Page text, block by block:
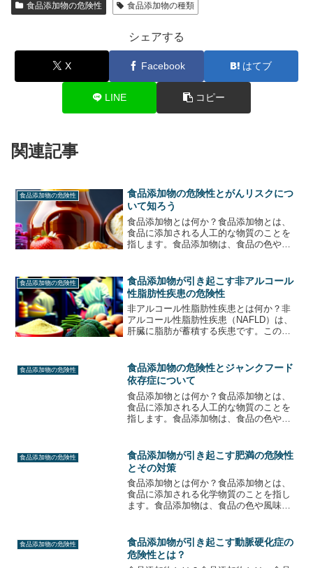
食品添加物の危険性 食品添加物の種類
シェアする
X Facebook はてブ
LINE コピー
関連記事
食品添加物の危険性
食品添加物の危険性とがんリスクにつ
いて知ろう
食品添加物とは何か？食品添加物とは、
食品に添加される人工的な物質のことを
指します。食品添加物は、食品の色や風
させるためにも使用されます。しかし、
食品添加物には健康に悪影...
食品添加物の危険性
食品添加物が引き起こす非アルコール
性脂肪性疾患の危険性
非アルコール性脂肪性疾患とは何か？非
アルコール性脂肪性疾患（NAFLD）は、
肝臓に脂肪が蓄積する疾患です。この疾
います。NAFLDは、初期段階では症状が
なく、多くの人々が...
食品添加物の危険性
食品添加物の危険性とジャンクフード
依存症について
食品添加物とは何か？食品添加物とは、
食品に添加される人工的な物質のことを
指します。食品添加物は、食品の色や風
上させるためにも使用されます。しか
し、食品添加物には健康に悪...
食品添加物の危険性
食品添加物が引き起こす肥満の危険性
とその対策
食品添加物とは何か？食品添加物とは、
食品に添加される化学物質のことを指し
ます。食品添加物は、食品の色や風味を
せるためにも使用されます。しかし、食
品添加物には健康に悪影響...
食品添加物の危険性
食品添加物が引き起こす動脈硬化症の
危険性とは？